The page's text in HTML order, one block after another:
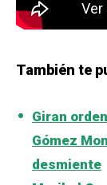
También te
Giran
Gómez
desmiente